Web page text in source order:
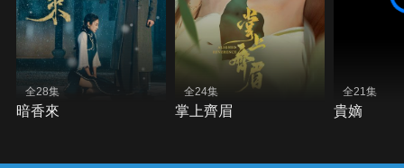
全28集
暗香來
全24集
掌上齊眉
全21集
貴嫡